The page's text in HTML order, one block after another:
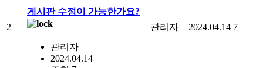
2
게시판 수정이 가능한가요?
관리자
2024.04.14
관리자 2024.04.14 7